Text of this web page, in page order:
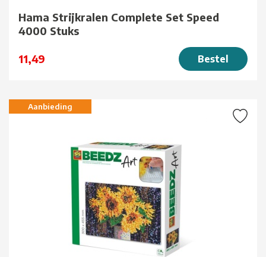
Hama Strijkralen Complete Set Speed
4000 Stuks
11,49 Bestel
Aanbieding